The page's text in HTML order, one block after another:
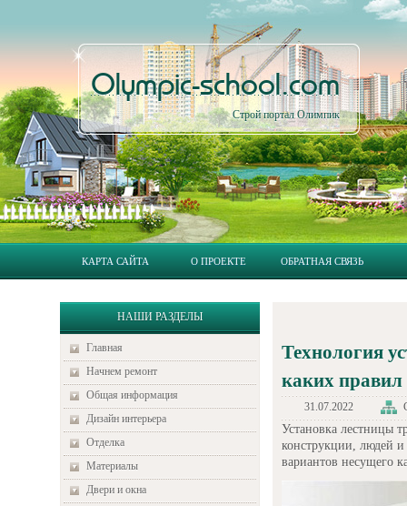
Olympic-school.com
Строй портал Олимпик
КАРТА САЙТА О ПРОЕКТЕ ОБРАТНАЯ СВЯЗЬ
НАШИ РАЗДЕЛЫ
Главная
Начнем ремонт
Общая информация
Дизайн интерьера
Отделка
Материалы
Двери и окна
Технология
каких правил
31.07.2022
Установка лестницы
конструкции, людей и
вариантов несущего